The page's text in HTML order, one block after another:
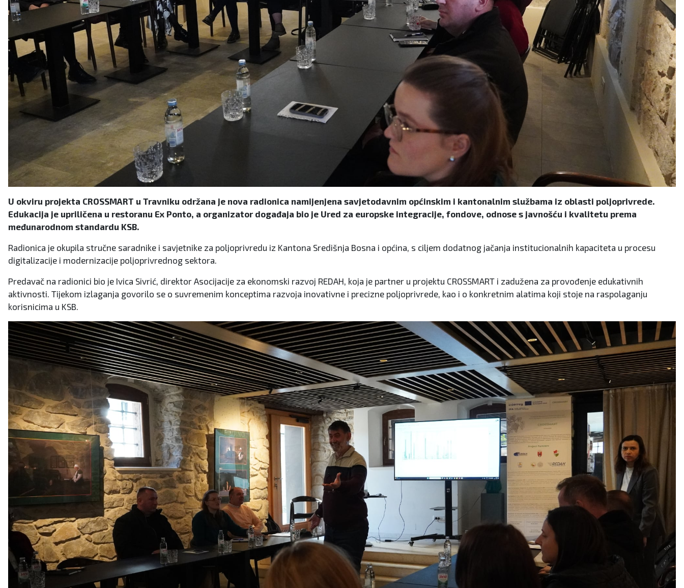
U okviru projekta CROSSMART u Travniku održana je nova radionica namijenjena savjetodavnim općinskim i kantonalnim službama iz oblasti poljoprivrede.
Edukacija je upriličena u restoranu Ex Ponto, a organizator događaja bio je Ured za europske integracije, fondove, odnose s javnošću i kvalitetu prema
međunarodnom standardu KSB.
Radionica je okupila stručne saradnike i savjetnike za poljoprivredu iz Kantona Središnja Bosna i općina, s ciljem dodatnog jačanja institucionalnih kapaciteta u procesu
digitalizacije i modernizacije poljoprivrednog sektora.
Predavač na radionici bio je Ivica Sivrić, direktor Asocijacije za ekonomski razvoj REDAH, koja je partner u projektu CROSSMART i zadužena za provođenje edukativnih
aktivnosti. Tijekom izlaganja govorilo se o suvremenim konceptima razvoja inovativne i precizne poljoprivrede, kao i o konkretnim alatima koji stoje na raspolaganju
korisnicima u KSB.